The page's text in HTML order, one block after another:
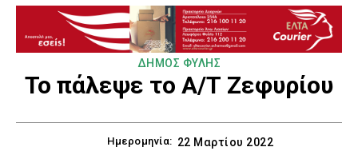
ΔΗΜΟΣ ΦΥΛΗΣ
Το πάλεψε το Α/Τ Ζεφυρίου
Ημερομηνία: 22 Μαρτίου 2022